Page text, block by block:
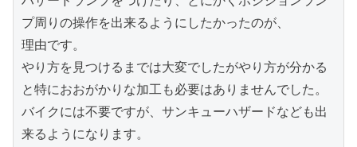
プ周りの操作を出来るようにしたかったのが、
理由です。
やり方を見つけるまでは大変でしたがやり方が分かる
と特におおがかりな加工も必要はありませんでした。
バイクには不要ですが、サンキューハザードなども出
来るようになります。